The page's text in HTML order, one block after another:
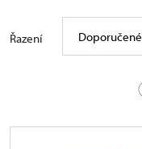
Řazení Doporučené